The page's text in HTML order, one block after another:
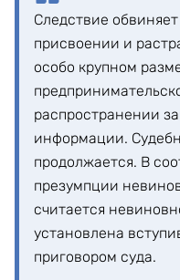
Следствие
присвоении и
особо крупном
распространении
информации.
продолжается. В
презумпции
считается
установлена
приговором суда.